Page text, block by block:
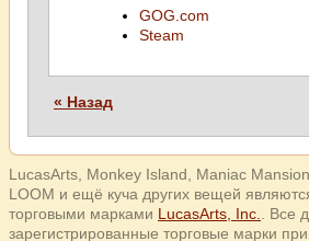
GOG.com
Steam
« Назад
LucasArts, Monkey Island, Maniac
LOOM и ещё куча других вещей
торговыми марками LucasArts, Inc.
. Все
зарегистрированные торговые марки